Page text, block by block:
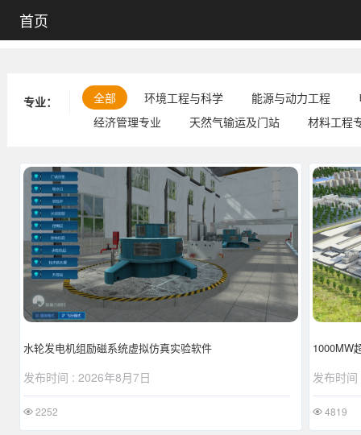
首页
专业： 全部 环境工程与科学 能源与动力工程
经济管理专业
天然气输运及门站 材料工程
水轮发电机组励磁系统虚拟仿真实验软件
发布时间 : 2026年8月7日
2252
1000MW
发布时
4819